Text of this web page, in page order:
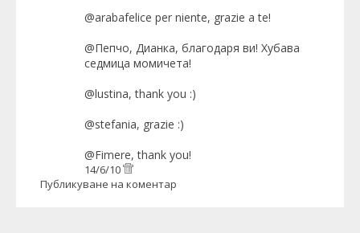
@arabafelice per niente, grazie a te!
@Пепчо, Дианка, благодаря ви! Хубава
седмица момичета!
@lustina, thank you :)
@stefania, grazie :)
@Fimere, thank you!
14/6/10
Публикуване на коментар